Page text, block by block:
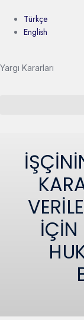
Türkçe
English
Yargı Kararları